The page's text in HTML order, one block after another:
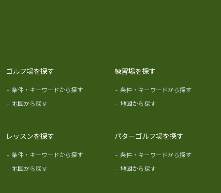
ゴルフ場を探す
- 条件・キーワードから探す
- 地図から探す
練習場を探す
- 条件・キーワードから探す
- 地図から探す
レッスンを探す
- 条件・キーワードから探す
- 地図から探す
パターゴルフ場を探す
- 条件・キーワードから探す
- 地図から探す